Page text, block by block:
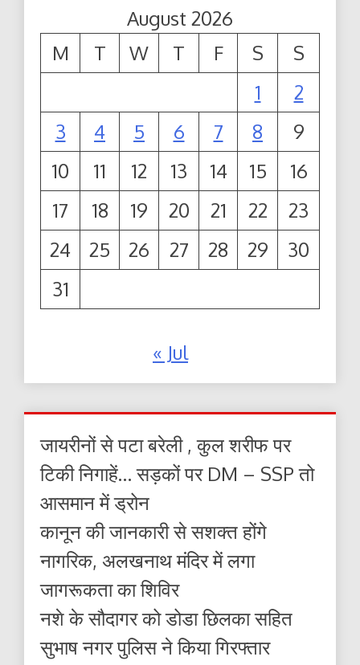
August 2026
M
T W T F S
S
1
2
3
4 5 6 7 8
9
10
11 12 13 14 15
16
17
18 19 20 21 22
23
24
25 26 27 28 29
30
31
« Jul
जायरीनों से पटा बरेली , कुल शरीफ पर
टिकी निगाहें… सड़कों पर DM – SSP तो
आसमान में ड्रोन
कानून की जानकारी से सशक्त होंगे
नागरिक, अलखनाथ मंदिर में लगा
जागरूकता का शिविर
नशे के सौदागर को डोडा छिलका सहित
सुभाष नगर पुलिस ने किया गिरफ्तार